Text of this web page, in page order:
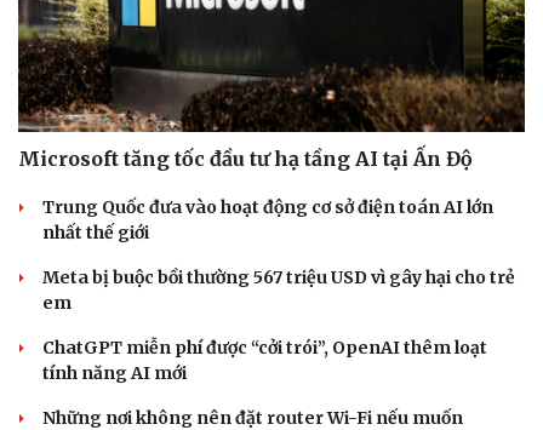
Microsoft tăng tốc đầu tư hạ tầng AI tại Ấn Độ
Trung Quốc đưa vào hoạt động cơ sở điện toán AI lớn
nhất thế giới
Meta bị buộc bồi thường 567 triệu USD vì gây hại cho trẻ
em
ChatGPT miễn phí được “cởi trói”, OpenAI thêm loạt
tính năng AI mới
Những nơi không nên đặt router Wi-Fi nếu muốn